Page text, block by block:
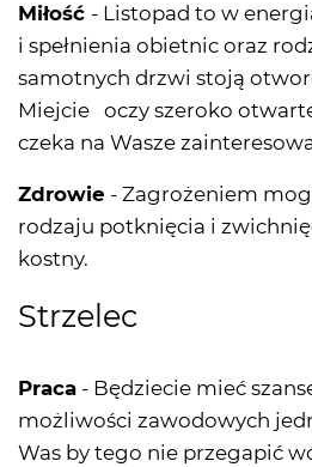
Miłość - Listopad to w
i spełnienia obietnic oraz
samotnych drzwi stoją
Miejcie oczy szeroko
czeka na Wasze
Zdrowie - Zagrożeniem
rodzaju potknięcia i
kostny.
Strzelec
Praca - Będziecie mieć
możliwości zawodowych
Was by tego nie przegapić